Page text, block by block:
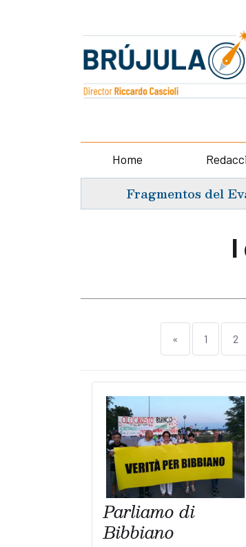
Home
Fragmentos del
I
« 1 2
Parliamo di
Bibbiano